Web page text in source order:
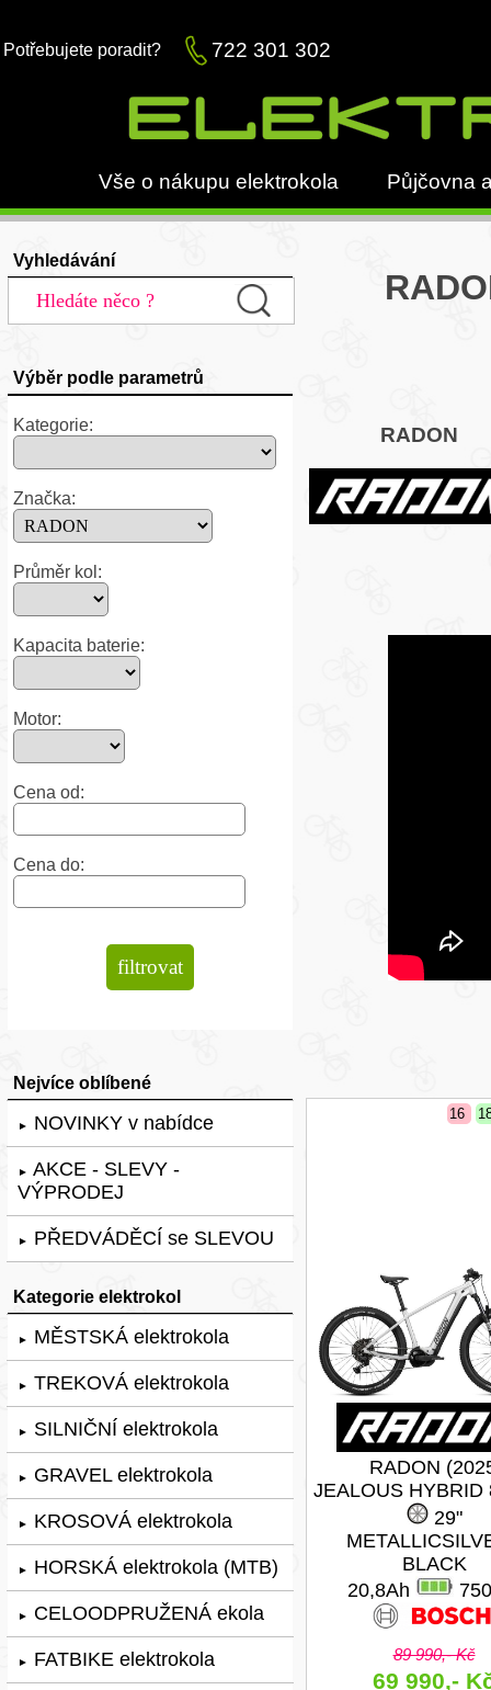
Potřebujete poradit? 722 301 302
Vše o nákupu elektrokola Půjčovna
Vyhledávání
Výběr podle parametrů
Kategorie:
Značka:
Průměr kol:
Kapacita baterie:
Motor:
Cena od:
Cena do:
Nejvíce oblíbené
► NOVINKY v nabídce
► AKCE - SLEVY -
VÝPRODEJ
► PŘEDVÁDĚCÍ se SLEVOU
Kategorie elektrokol
► MĚSTSKÁ elektrokola
► TREKOVÁ elektrokola
► SILNIČNÍ elektrokola
► GRAVEL elektrokola
► KROSOVÁ elektrokola
► HORSKÁ elektrokola (MTB)
► CELOODPRUŽENÁ ekola
► FATBIKE elektrokola
RADON
16
RADON
JEALOUS HYBRID
29"
BLACK
20,8Ah
89 990,- Kč
69 990,-